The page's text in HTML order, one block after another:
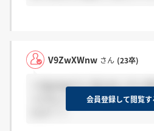
V9ZwXWnw さん (23卒)
＞tjtpmjpさん 私もめっちゃ
トだなって思ってるんですけ
たか？？
会員登録して閲覧す